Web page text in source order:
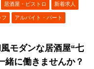
居酒屋・ビストロ 新着求人
フ アルバイト・パート
モダンな居酒屋“七
緒に働きませんか？